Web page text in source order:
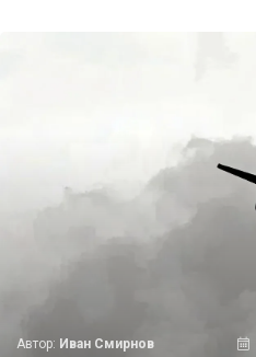
Автор: Иван Смирнов